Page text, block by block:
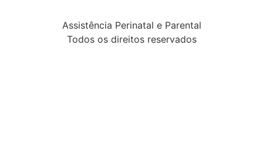
Assistência Perinatal e Parental
Todos os direitos reservados